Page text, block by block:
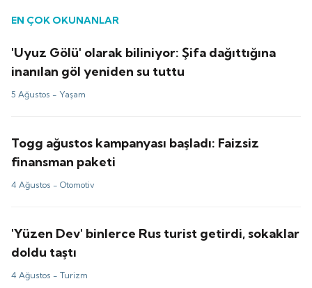
EN ÇOK OKUNANLAR
'Uyuz Gölü' olarak biliniyor: Şifa dağıttığına
inanılan göl yeniden su tuttu
5 Ağustos - Yaşam
Togg ağustos kampanyası başladı: Faizsiz
finansman paketi
4 Ağustos -Otomotiv
'Yüzen Dev' binlerce Rus turist getirdi, sokaklar
doldu taştı
4 Ağustos -Turizm